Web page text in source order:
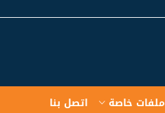
ملفات خاصة اتصل بنا